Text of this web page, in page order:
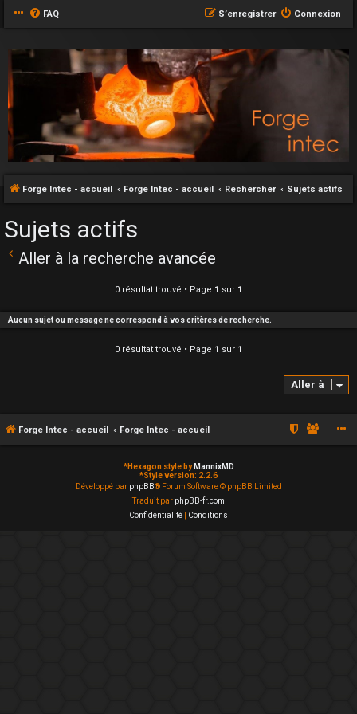
FAQ Connexion
S’enregistrer
Forge Intec - accueil Forge Intec - accueil Rechercher Sujets actifs
Sujets actifs
Aller à la recherche avancée
0 résultat trouvé • Page 1 sur 1
Aucun sujet ou message ne correspond à vos critères de recherche.
0 résultat trouvé • Page 1 sur 1
Aller à
Forge Intec - accueil Forge Intec - accueil
*Hexagon style by MannixMD
*Style version: 2.2.6
Développé par phpBB® Forum Software © phpBB Limited
Traduit par phpBB-fr.com
Confidentialité
Conditions